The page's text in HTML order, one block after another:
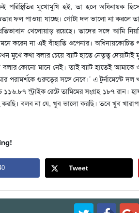
পরিস্থিতির মুখোমুখি হই, তা হলে অধিনায়ক
ফল পাওয়া যাচ্ছে। গোটা দল ভালো না করলে
খেলোয়াড় রয়েছে। তাদের সঙ্গে আমি
করেন না এই বাঁহাতি ওপেনার। অধিনায়কোচিত
মুখে কথা বলার চেয়ে ব্যাট হাতে নেতৃত্ব
কোনো মানে নেই। তাই ব্যাট হাতেই
পরামর্শকে গুরুত্বের সঙ্গে নেবে।’ এ টুর্নামেন্টে
১১৬.৮৭ স্ট্রাইক রেটে তামিমের সংগ্রহ ১৮৭ রান।
করছি। বলব না যে, খুব ভালো করছি। তবে খুব
Tweet